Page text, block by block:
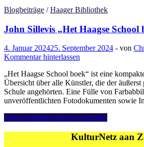
Blogbeiträge /Haager Bibliothek
John Sillevis „Het Haagse School
4. Januar 202425. September 2024 - von
Kommentar hinterlassen
„Het Haagse School boek“ ist eine
Übersicht über alle Künstler, die der äußerst
Schule angehörten. Eine Fülle von
unveröffentlichten Fotodokumenten sowie
John
Den kompletten Beitrag aufrufen
KulturNetz aan